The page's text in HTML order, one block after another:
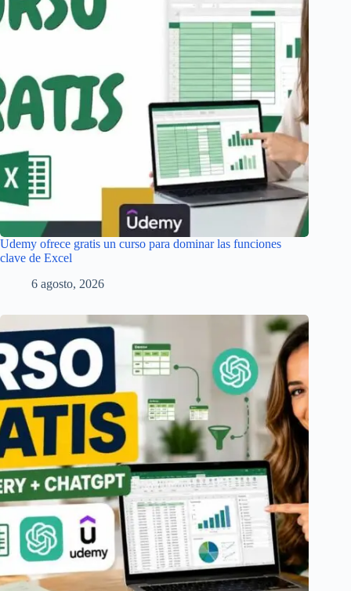
Udemy ofrece gratis un curso para dominar las funciones
clave de Excel
6 agosto, 2026